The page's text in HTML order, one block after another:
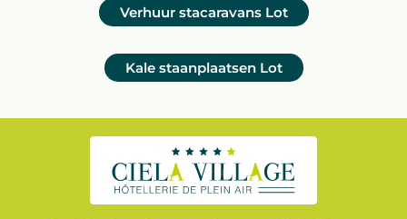
Verhuur stacaravansLot
Kale staanplaatsenLot